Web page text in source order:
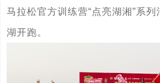
马拉松官方训练营“点亮湖湘”系
湖开跑。